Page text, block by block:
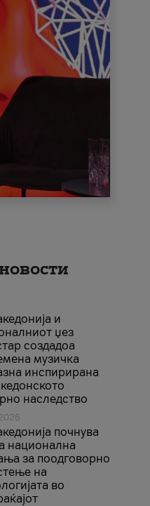
и
џез
создадоа
музичка
инспирирана
наследство
почнува
национална
за поодговорно
на
во